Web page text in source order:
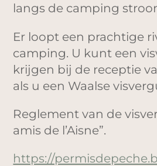
langs de camping
Er loopt een prachtige
camping. U kunt een
krijgen bij de receptie
als u een Waalse
Reglement van de
amis de l’Aisne”.
https://